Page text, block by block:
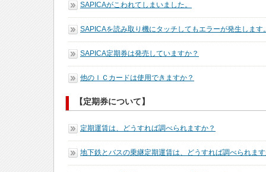
SAPICAがこわれてしまいました。
SAPICAを読み取り機にタッチしてもエラーが発生します
SAPICA定期券は発売していますか？
他のＩＣカードは使用できますか？
【定期券について】
定期運賃は、どうすれば調べられますか？
地下鉄とバスの乗継定期運賃は、どうすれば調べられま